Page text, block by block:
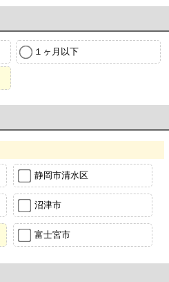
１ヶ月以下
静岡市清水区
沼津市
富士宮市